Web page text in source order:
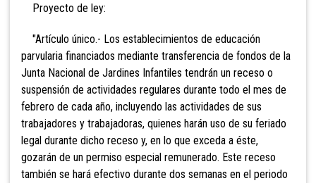
Proyecto de ley:
"Artículo único.- Los establecimientos de educación
parvularia financiados mediante transferencia de fondos de la
Junta Nacional de Jardines Infantiles tendrán un receso o
suspensión de actividades regulares durante todo el mes de
febrero de cada año, incluyendo las actividades de sus
trabajadores y trabajadoras, quienes harán uso de su feriado
legal durante dicho receso y, en lo que exceda a éste,
gozarán de un permiso especial remunerado. Este receso
también se hará efectivo durante dos semanas en el periodo